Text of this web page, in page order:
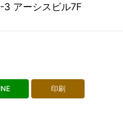
3 アーシスビル7F
印刷